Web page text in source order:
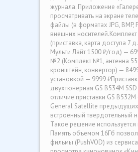
журнала. Приложение
просматривать на экране
файлы (в форматах JPG, BMP,
внешних
(приставка, карта доступа 7
Мульти Лайт 1500 ₽/год) —
№2 (Комплект №1, антенна 55
кронштейн, конвертор) —
установкой — 9999
двухтюнерная GS B534M
отличие приставки GS В532М
General Satellite
встроенный твердотельный
Такое решение
Память объемом 16Гб
фильмы (PushVOD) из